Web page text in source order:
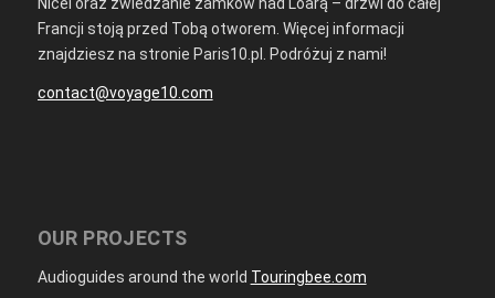
Francji stoją przed Tobą otworem. Więcej informacji
znajdziesz na stronie Paris10.pl. Podróżuj z nami!
contact@voyage10.com
OUR PROJECTS
Audioguides around the world Touringbee.com